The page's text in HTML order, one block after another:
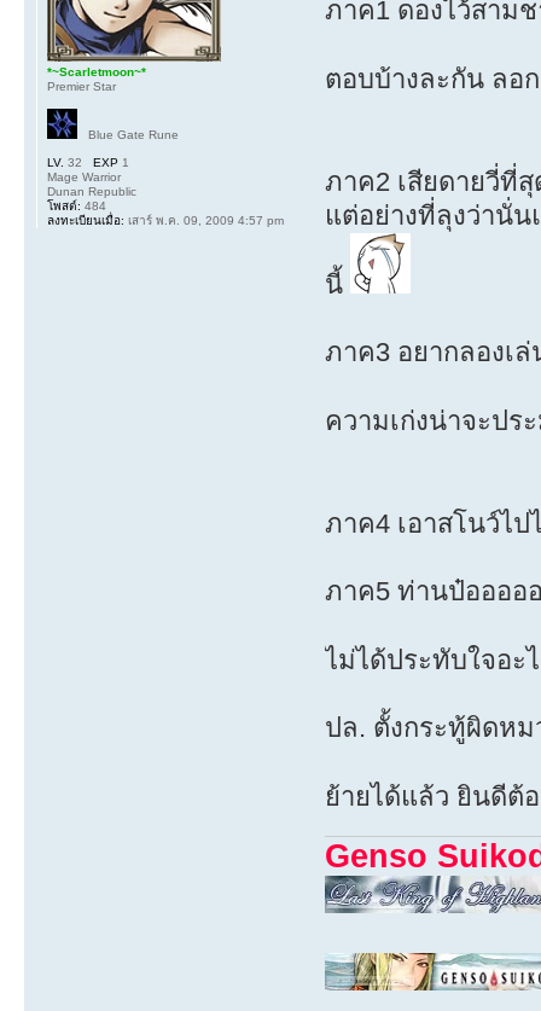
ภาค1 ดองไว้สาม
ตอบบ้างละกัน ลอ
ภาค2 เสียดายวี่ที่
แต่อย่างที่ลุงว่านั่น
นี้
ภาค3 อยากลองเ
ความเก่งน่าจะปร
ภาค4 เอาสโนว์ไ
ภาค5 ท่านป๋ออออ
ไม่ได้ประทับใจอะ
ปล. ตั้งกระทู้ผิดห
ย้ายได้แล้ว ยินดี
Genso
*~Scarletmoon~*
Premier Star
Blue Gate Rune
LV. 32 EXP 1
Mage Warrior
Dunan Republic
โพสต์: 484
ลงทะเบียนเมื่อ: เสาร์ พ.ค. 09, 2009 4:57 pm